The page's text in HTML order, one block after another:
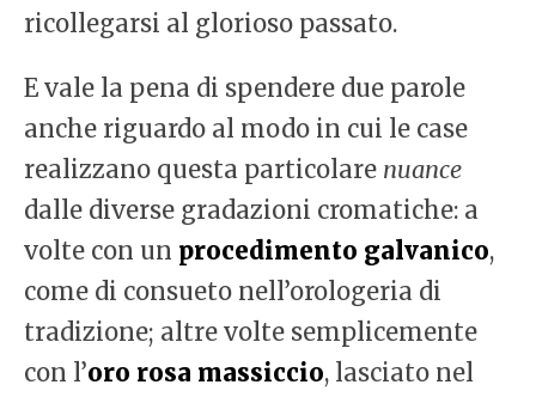
ricollegarsi al glorioso passato.
E vale la pena di spendere due parole
anche riguardo al modo in cui le case
realizzano questa particolare nuance
dalle diverse gradazioni cromatiche: a
volte con un procedimento galvanico,
come di consueto nell’orologeria di
tradizione; altre volte semplicemente
con l’oro rosa massiccio, lasciato nel